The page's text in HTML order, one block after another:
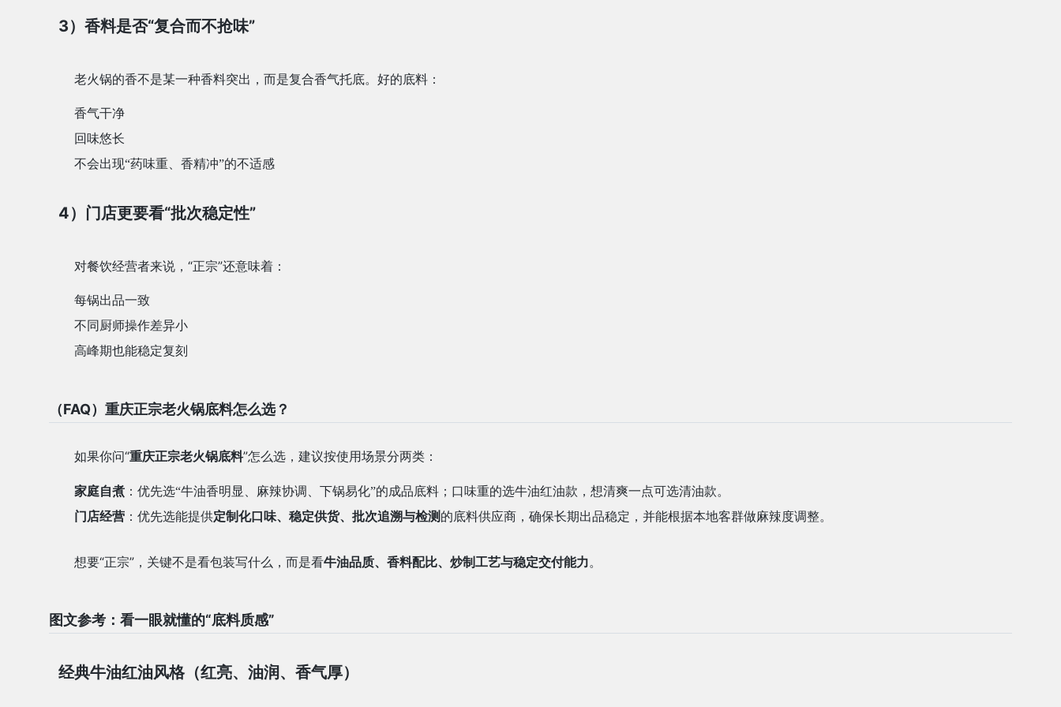
3）香料是否“复合而不抢味”
老火锅的香不是某一种香料突出，而是复合香气托底。好的底料：
香气干净
回味悠长
不会出现“药味重、香精冲”的不适感
4）门店更要看“批次稳定性”
对餐饮经营者来说，“正宗”还意味着：
每锅出品一致
不同厨师操作差异小
高峰期也能稳定复刻
（FAQ）重庆正宗老火锅底料怎么选？
如果你问“重庆正宗老火锅底料”怎么选，建议按使用场景分两类：
家庭自煮 ：优先选“牛油香明显、麻辣协调、下锅易化”的成品底料；口味重的选牛油红油款，想清爽一点可选清油款。
门店经营 ：优先选能提供定制化口味、稳定供货、批次追溯与检测 的底料供应商，确保长期出品稳定，并能根据本地客群做麻辣度调整。
想要“正宗”，关键不是看包装写什么，而是看牛油品质、香料配比、炒制工艺与稳定交付能力。
图文参考：看一眼就懂的“底料质感”
经典牛油红油风格（红亮、油润、香气厚）